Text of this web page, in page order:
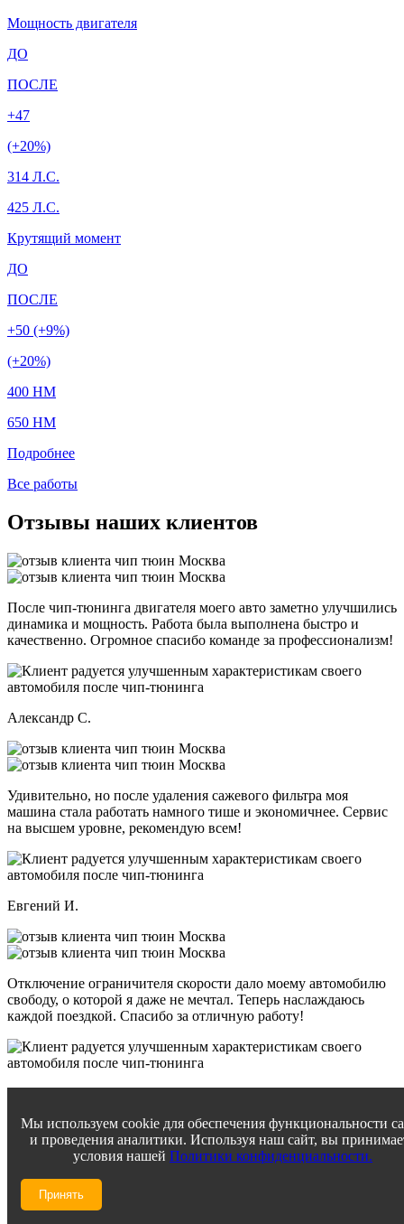
Мощность двигателя
ДО
ПОСЛЕ
+47
(+20%)
314 Л.С.
425 Л.С.
Крутящий момент
ДО
ПОСЛЕ
+50 (+9%)
(+20%)
400 HM
650 HM
Подробнее
Все работы
Отзывы наших клиентов
После чип-тюнинга двигателя моего авто заметно улучшились
динамика и мощность. Работа была выполнена быстро и
качественно. Огромное спасибо команде за профессионализм!
Александр С.
Удивительно, но после удаления сажевого фильтра моя
машина стала работать намного тише и экономичнее. Сервис
на высшем уровне, рекомендую всем!
Евгений И.
Отключение ограничителя скорости дало моему автомобилю
свободу, о которой я даже не мечтал. Теперь наслаждаюсь
каждой поездкой. Спасибо за отличную работу!
автомобиль стал мощнее и при этом сохраняет топливную
экономичность. Впечатлен уровнем сервиса и вниманием к
Мы используем cookie для обеспечения функциональности
и проведения аналитики. Используя наш сайт, вы
условия нашей Политики конфиденциальности.
Принять